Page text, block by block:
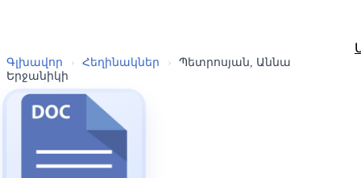
Գլխավոր › Հեղինակներ ›
Պետրոսյան, Աննա
Երջանիկի